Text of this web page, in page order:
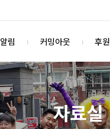
알림 커밍아웃 후원
자료실